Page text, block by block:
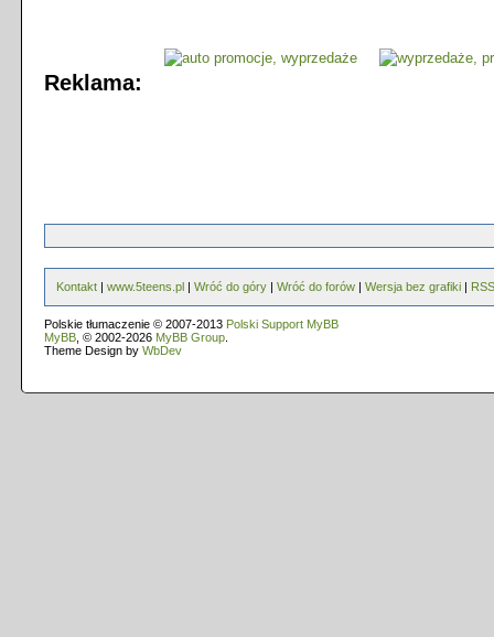
Reklama:
Kontakt | www.5teens.pl | Wróć do góry | Wróć do forów | Wersja bez grafiki | RSS
Polskie tłumaczenie © 2007-2013 Polski Support MyBB
MyBB , © 2002-2026 MyBB Group
Theme Design by WbDev